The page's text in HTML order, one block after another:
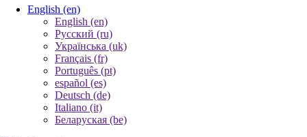
English (en)
English (en)
Русский (ru)
Українська (uk)
Français (fr)
Português (pt)
español (es)
Deutsch (de)
Italiano (it)
Беларуская (be)